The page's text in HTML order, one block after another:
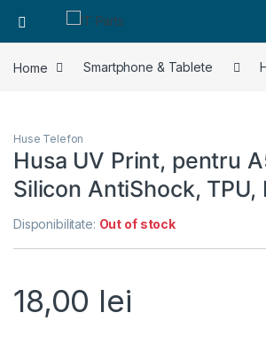
Home Smartphone & Tablete
Huse Telefon
Husa UV Print, pentru
Silicon AntiShock, TPU,
Disponibilitate: Out of stock
18,00 lei